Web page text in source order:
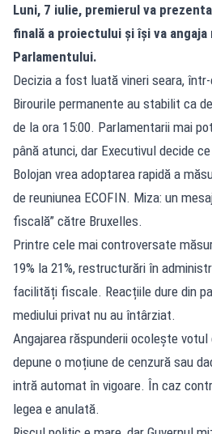
Luni, 7 iulie, premierul va
finală a proiectului și își va
Parlamentului.
Decizia a fost luată vineri seara,
Birourile permanente au stabilit ca
de la ora 15:00. Parlamentarii mai
până atunci, dar Executivul decide
Bolojan vrea adoptarea rapidă a
de reuniunea ECOFIN. Miza: un
fiscală” către Bruxelles.
Printre cele mai controversate
19% la 21%, restructurări în
facilități fiscale. Reacțiile dure din
mediului privat nu au întârziat.
Angajarea răspunderii ocolește
depune o moțiune de cenzură sau
intră automat în vigoare. În caz
legea e anulată.